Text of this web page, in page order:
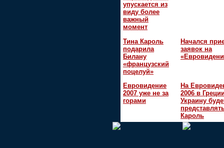
упускается из
виду более
важный
момент
Тина Кароль
подарила
Билану
«французский
поцелуй»
Начался
заявок на
Евровидение
2007 уже не за
горами
На
2006 в
Украину
Кароль